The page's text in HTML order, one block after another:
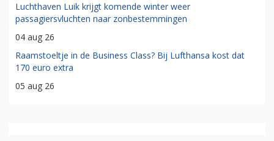
Luchthaven Luik krijgt komende winter weer
passagiersvluchten naar zonbestemmingen
04 aug 26
Raamstoeltje in de Business Class? Bij Lufthansa kost dat
170 euro extra
05 aug 26